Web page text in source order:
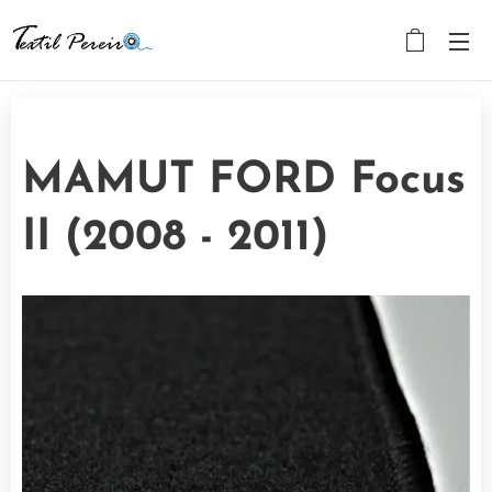
MAMUT FORD Focus
II (2008 - 2011)